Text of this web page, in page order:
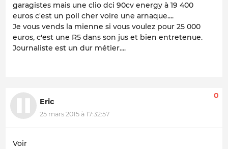
garagistes mais une clio dci 90cv energy à 19 400
euros c'est un poil cher voire une arnaque....
Je vous vends la mienne si vous voulez pour 25 000
euros, c'est une R5 dans son jus et bien entretenue.
Journaliste est un dur métier....
Eric
25 mars 2015 à 17:32:57
0
Voir